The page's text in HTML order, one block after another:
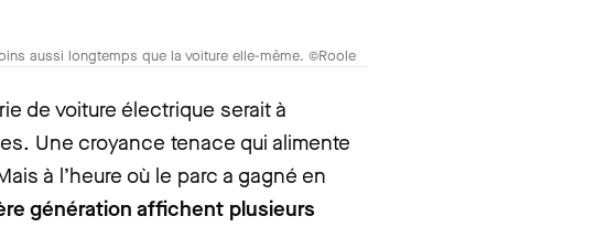
aussi longtemps que la voiture elle-même. ©Roole
de voiture électrique serait à
Une croyance tenace qui alimente
à l’heure où le parc a gagné en
génération affichent plusieurs